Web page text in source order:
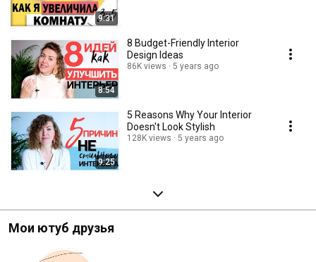
9:31
8:54
8 Budget-Friendly Interior
Design Ideas
86K views 5 years ago
9:25
5 Reasons Why Your Interior
Doesn't Look Stylish
128K views 5 years ago
Мои ютуб друзья